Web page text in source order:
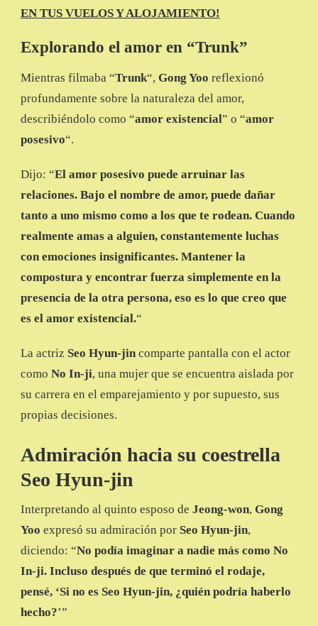
EN TUS VUELOS Y ALOJAMIENTO!
Explorando el amor en “Trunk”
Mientras filmaba “Trunk“, Gong Yoo reflexionó
profundamente sobre la naturaleza del amor,
describiéndolo como “amor existencial” o “amor
posesivo“.
Dijo: “El amor posesivo puede arruinar las
relaciones. Bajo el nombre de amor, puede dañar
tanto a uno mismo como a los que te rodean. Cuando
realmente amas a alguien, constantemente luchas
con emociones insignificantes. Mantener la
compostura y encontrar fuerza simplemente en la
presencia de la otra persona, eso es lo que creo que
es el amor existencial.“
La actriz Seo Hyun-jin comparte pantalla con el actor
como No In-ji, una mujer que se encuentra aislada por
su carrera en el emparejamiento y por supuesto, sus
propias decisiones.
Admiración hacia su coestrella
Seo Hyun-jin
Interpretando al quinto esposo de Jeong-won, Gong
Yoo expresó su admiración por Seo Hyun-jin,
diciendo: “No podía imaginar a nadie más como No
In-ji. Incluso después de que terminó el rodaje,
pensé, ‘Si no es Seo Hyun-jin, ¿quién podría haberlo
hecho?’”